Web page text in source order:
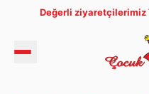
Değerli ziyaretçilerimiz